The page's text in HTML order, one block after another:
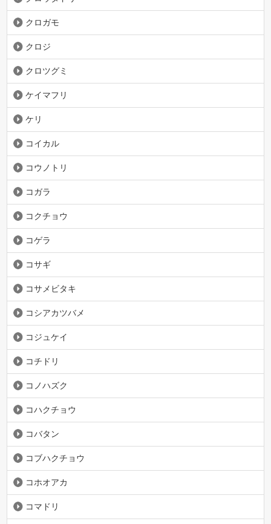
クロガモ
クロジ
クロツグミ
ケイマフリ
ケリ
コイカル
コウノトリ
コガラ
コクチョウ
コゲラ
コサギ
コサメビタキ
コシアカツバメ
コジュケイ
コチドリ
コノハズク
コハクチョウ
コバタン
コブハクチョウ
コホオアカ
コマドリ